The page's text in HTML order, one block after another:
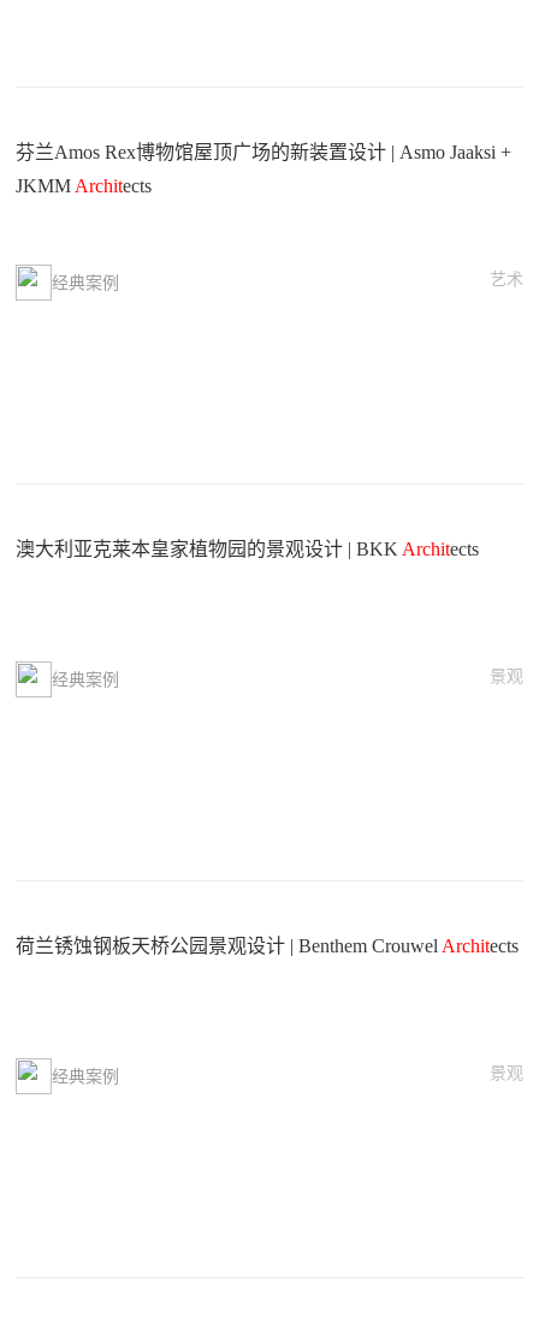
芬兰Amos Rex博物馆屋顶广场的新装置设计 | Asmo Jaaksi +
JKMM Architects
经典案例 艺术
澳大利亚克莱本皇家植物园的景观设计 | BKK Architects
经典案例 景观
荷兰锈蚀钢板天桥公园景观设计 | Benthem Crouwel Architects
经典案例 景观